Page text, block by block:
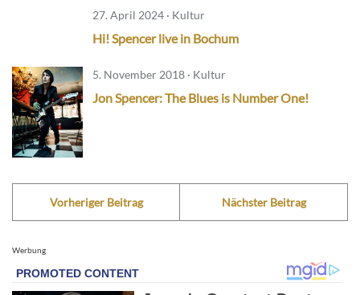
27. April 2024 · Kultur
Hi! Spencer live in Bochum
5. November 2018 · Kultur
Jon Spencer: The Blues is Number One!
Vorheriger Beitrag Nächster Beitrag
Werbung